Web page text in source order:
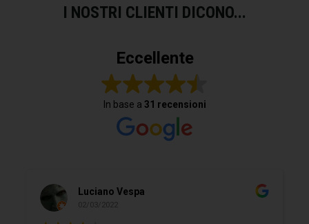
I NOSTRI CLIENTI DICONO...
Eccellente
In base a 31 recensioni
Luciano Vespa
02/03/2022